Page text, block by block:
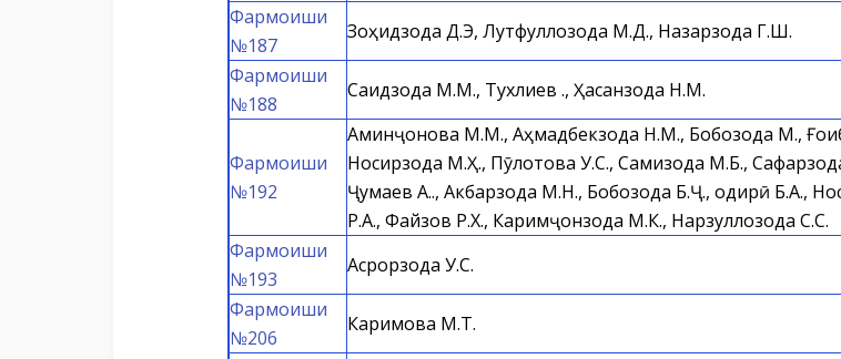
Фармоиши
№187
Зоҳидзода Д.Э, Лутфуллозода М.Д., Назарзода Г.Ш.
Фармоиши
№188
Саидзода М.М., Тухлиев Қ., Ҳасанзода Н.М.
Фармоиши
№192
Аминҷонова М.М., Аҳмадбекзода Н.М., Бобозода М.,
Носирзода М.Ҳ., Пӯлотова У.С., Самизода М.Б.,
Ҷумаев А.Қ., Акбарзода М.Н., Бобозода Б.Ҷ., Қодирӣ Б.А.,
Р.А., Файзов Р.Х., Каримҷонзода М.К., Нарзуллозода С.С.
Фармоиши
№193
Асрорзода У.С.
Фармоиши
№206
Каримова М.Т.